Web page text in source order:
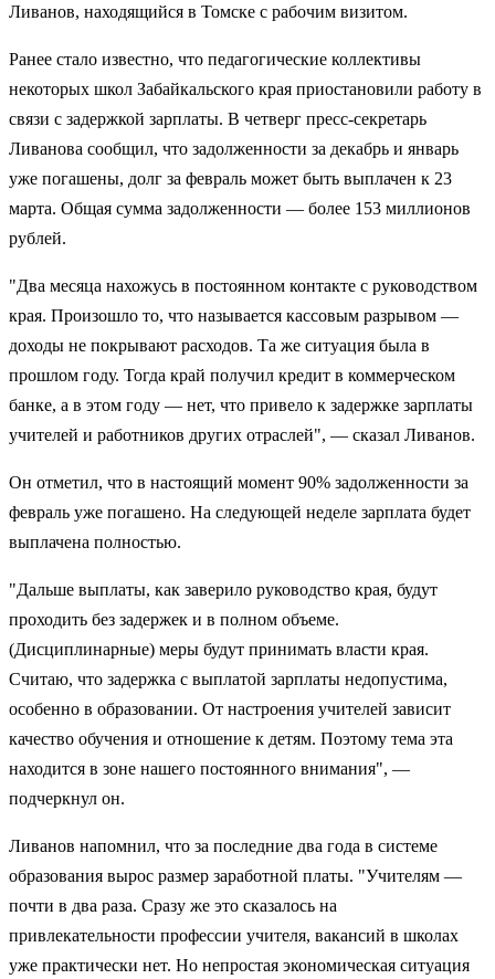
Ливанов, находящийся в Томске с рабочим визитом.
Ранее стало известно, что педагогические коллективы
некоторых школ Забайкальского края приостановили работу в
связи с задержкой зарплаты. В четверг пресс-секретарь
Ливанова сообщил, что задолженности за декабрь и январь
уже погашены, долг за февраль может быть выплачен к 23
марта. Общая сумма задолженности — более 153 миллионов
рублей.
"Два месяца нахожусь в постоянном контакте с руководством
края. Произошло то, что называется кассовым разрывом —
доходы не покрывают расходов. Та же ситуация была в
прошлом году. Тогда край получил кредит в коммерческом
банке, а в этом году — нет, что привело к задержке зарплаты
учителей и работников других отраслей", — сказал Ливанов.
Он отметил, что в настоящий момент 90% задолженности за
февраль уже погашено. На следующей неделе зарплата будет
выплачена полностью.
"Дальше выплаты, как заверило руководство края, будут
проходить без задержек и в полном объеме.
(Дисциплинарные) меры будут принимать власти края.
Считаю, что задержка с выплатой зарплаты недопустима,
особенно в образовании. От настроения учителей зависит
качество обучения и отношение к детям. Поэтому тема эта
находится в зоне нашего постоянного внимания", —
подчеркнул он.
Ливанов напомнил, что за последние два года в системе
образования вырос размер заработной платы. "Учителям —
почти в два раза. Сразу же это сказалось на
привлекательности профессии учителя, вакансий в школах
уже практически нет. Но непростая экономическая ситуация